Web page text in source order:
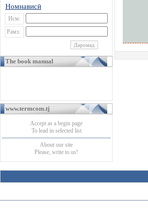
Номнависӣ
Исм:
Рамз:
The book manual
www.termcom.tj
Accept as a begin page
To lead in selected list
About our site
Please, write to us!